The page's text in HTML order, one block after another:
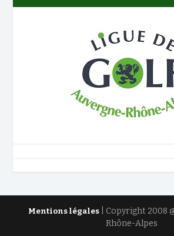
Mentions légales | Copyright 2008
Rhône-Alpes